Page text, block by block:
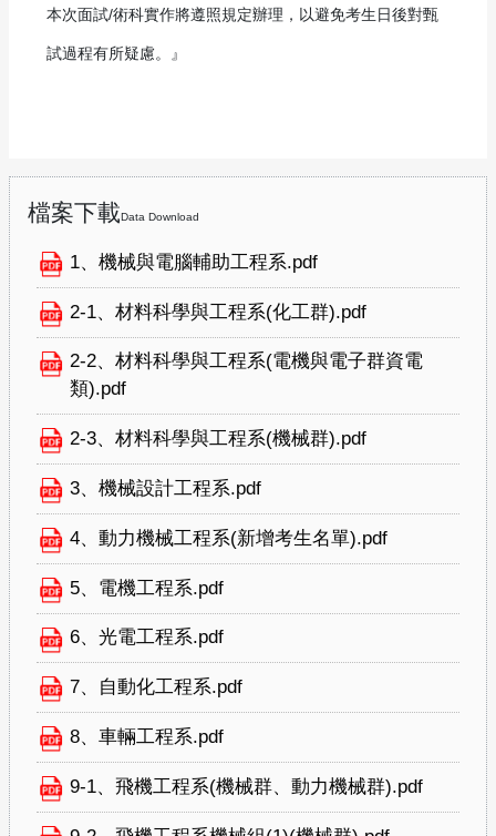
本次面試/術科實作將遵照規定辦理，以避免考生日後對甄
試過程有所疑慮。』
檔案下載Data Download
1、機械與電腦輔助工程系.pdf
2-1、材料科學與工程系(化工群).pdf
2-2、材料科學與工程系(電機與電子群資電
類).pdf
2-3、材料科學與工程系(機械群).pdf
3、機械設計工程系.pdf
4、動力機械工程系(新增考生名單).pdf
5、電機工程系.pdf
6、光電工程系.pdf
7、自動化工程系.pdf
8、車輛工程系.pdf
9-1、飛機工程系(機械群、動力機械群).pdf